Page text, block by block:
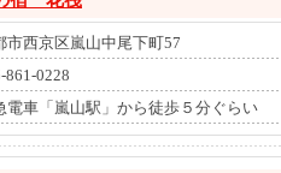
市西京区嵐山中尾下町57
861-0228
電車「嵐山駅」から徒歩５分ぐらい